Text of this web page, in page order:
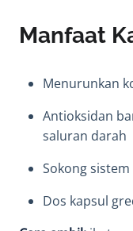
Manfaat
Menurunkan
Antioksidan
saluran darah
Sokong
Dos kapsul